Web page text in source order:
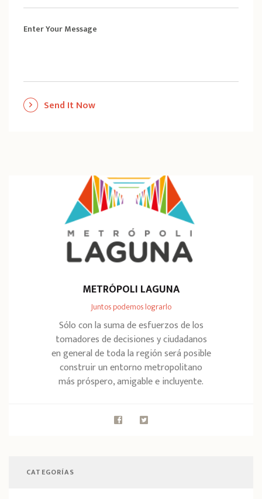
Enter Your Message
Send It Now
METRÓPOLI LAGUNA
Juntos podemos lograrlo
Sólo con la suma de esfuerzos de los
tomadores de decisiones y ciudadanos
en general de toda la región será posible
construir un entorno metropolitano
más próspero, amigable e incluyente.
CATEGORÍAS